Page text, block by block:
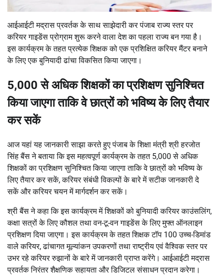
आईआईटी मद्रास प्रवर्तक के साथ साझेदारी कर पंजाब राज्य स्तर पर
करियर गाइडेंस प्रोग्राम शुरू करने वाला देश का पहला राज्य बन गया है।
इस कार्यक्रम के तहत प्रत्येक शिक्षक को एक प्रशिक्षित करियर मैंटर बनाने
के लिए एक बुनियादी ढांचा विकसित किया जाएगा।
5,000 से अधिक शिक्षकों का प्रशिक्षण सुनिश्चित
किया जाएगा ताकि वे छात्रों को भविष्य के लिए तैयार
कर सकें
आज यहां यह जानकारी साझा करते हुए पंजाब के शिक्षा मंत्री श्री हरजोत
सिंह बैंस ने बताया कि इस महत्वपूर्ण कार्यक्रम के तहत 5,000 से अधिक
शिक्षकों का प्रशिक्षण सुनिश्चित किया जाएगा ताकि वे छात्रों को भविष्य के
लिए तैयार कर सकें, करियर संबंधी विकल्पों के बारे में सटीक जानकारी दे
सकें और करियर चयन में मार्गदर्शन कर सकें।
श्री बैंस ने कहा कि इस कार्यक्रम में शिक्षकों को बुनियादी करियर काउंसलिंग,
कक्षा सत्रों के लिए कौशल तथा वन-टू-वन गाइडेंस के लिए मुफ्त ऑनलाइन
प्रशिक्षण दिया जाएगा। इस कार्यक्रम के तहत शिक्षक टॉप 100 उच्च-डिमांड
वाले करियर, ढांचागत मूल्यांकन उपकरणों तथा राष्ट्रीय एवं वैश्विक स्तर पर
उभर रहे करियर रुझानों के बारे में जानकारी प्राप्त करेंगे। आईआईटी मद्रास
प्रवर्तक निरंतर शैक्षणिक सहायता और डिजिटल संसाधन प्रदान करेगा।